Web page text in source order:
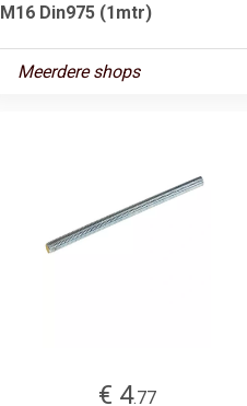
M16 Din975 (1mtr)
Meerdere shops
€ 4.77